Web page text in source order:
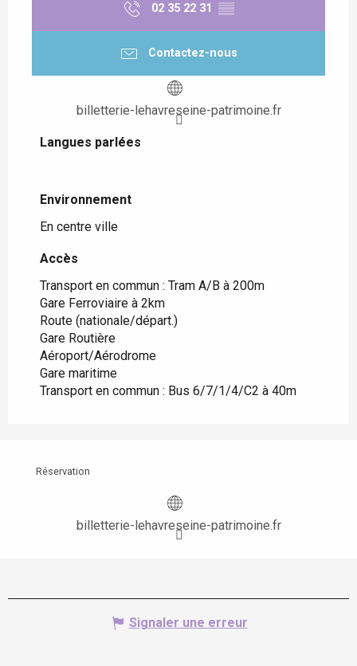
02 35 22 31 ▒▒
Contactez-nous
billetterie-lehavreseine-patrimoine.fr
Langues parlées
Langues parlées
Environnement
Environnement
En centre ville
Accès
Accès
Transport en commun : Tram A/B à 200m
Gare Ferroviaire à 2km
Route (nationale/départ.)
Gare Routière
Aéroport/Aérodrome
Gare maritime
Transport en commun : Bus 6/7/1/4/C2 à 40m
Réservation
billetterie-lehavreseine-patrimoine.fr
Signaler une erreur